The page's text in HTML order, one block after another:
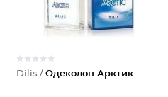
Dilis / Одеколон Арктик